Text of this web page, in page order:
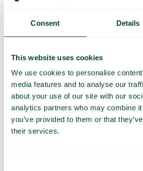
Consent Details
This website uses cookies
We use cookies to personalise
media features and to analyse our
about your use of our site with our
analytics partners who may combine
you’ve provided to them or that
their services.
mieux contrôler vos coûts quotidiens
dehors de l’UE/EEE.
maximal prédéterminé. Une fois que
cette quantité de data, vous recevez un
possibilité d’acheter plus de data si
Comment ça marche